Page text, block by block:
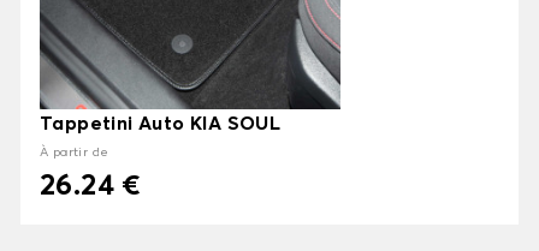
Tappetini Auto KIA SOUL
À partir de
26.24 €